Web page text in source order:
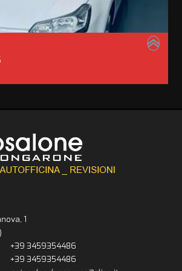
1
+39 3459354486
+39 3459354486